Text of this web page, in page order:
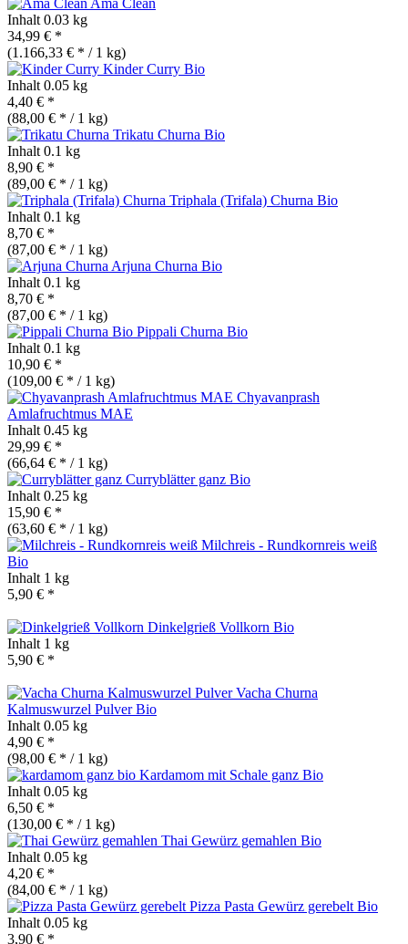
Inhalt 0.03 kg
34,99 € *
(1.166,33 € * / 1 kg)
Kinder Curry Bio
Inhalt 0.05 kg
4,40 € *
(88,00 € * / 1 kg)
Trikatu Churna Bio
Inhalt 0.1 kg
8,90 € *
(89,00 € * / 1 kg)
Triphala (Trifala) Churna Bio
Inhalt 0.1 kg
8,70 € *
(87,00 € * / 1 kg)
Arjuna Churna Bio
Inhalt 0.1 kg
8,70 € *
(87,00 € * / 1 kg)
Pippali Churna Bio
Inhalt 0.1 kg
10,90 € *
(109,00 € * / 1 kg)
Chyavanprash
Amlafruchtmus MAE
Inhalt 0.45 kg
29,99 € *
(66,64 € * / 1 kg)
Curryblätter ganz Bio
Inhalt 0.25 kg
15,90 € *
(63,60 € * / 1 kg)
Milchreis - Rundkornreis weiß
Bio
Inhalt 1 kg
5,90 € *
Dinkelgrieß Vollkorn Bio
Inhalt 1 kg
5,90 € *
Vacha Churna
Kalmuswurzel PulverBio
Inhalt 0.05 kg
4,90 € *
(98,00 € * / 1 kg)
Kardamom mit Schale ganz Bio
Inhalt 0.05 kg
6,50 € *
(130,00 € * / 1 kg)
Thai Gewürz gemahlen Bio
Inhalt 0.05 kg
4,20 € *
(84,00 € * / 1 kg)
Pizza Pasta Gewürz gerebelt Bio
Inhalt 0.05 kg
3,90 € *